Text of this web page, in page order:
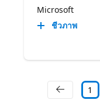
Microsoft
ชีวภาพ
1